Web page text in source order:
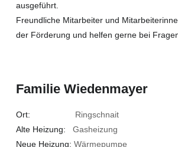
ausgeführt.
Freundliche Mitarbeiter und
der Förderung und helfen gerne bei
Familie Wiedenmayer
Ort: Ringschnait
Alte Heizung: Gasheizung
Neue Heizung: Wärmepumpe